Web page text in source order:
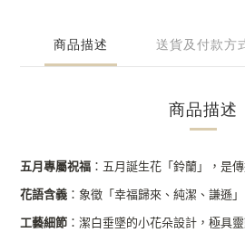
商品描述 送貨及付款方
商品描述
五月專屬祝福 ：五月誕生花「鈴蘭」，是
花語含義 ：象徵「幸福歸來、純潔、謙遜
工藝細節 ：潔白垂墜的小花朵設計，極具